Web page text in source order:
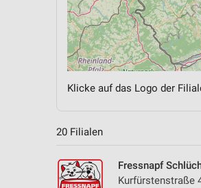
Klicke auf das Logo der
20 Filialen
Fressnapf
Kurfürstenstraße